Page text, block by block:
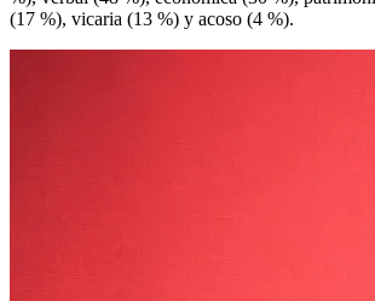
(17 %), vicaria (13 %) y acoso (4 %).